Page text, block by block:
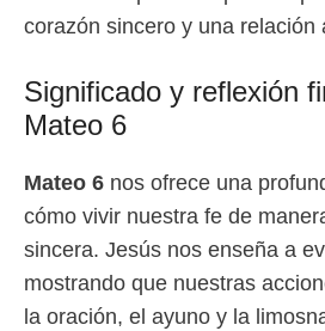
corazón sincero y una relación
Significado y reflexión
Mateo 6
Mateo 6 nos ofrece una
cómo vivir nuestra fe de
sincera. Jesús nos enseña a
mostrando que nuestras
la oración, el ayuno y la